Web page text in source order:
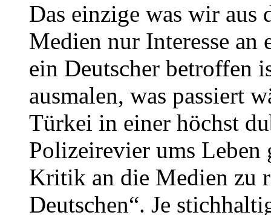
Das einzige was wir aus
Medien nur Interesse an
ein Deutscher betroffen
ausmalen, was passiert
Türkei in einer höchst
Polizeirevier ums Leben
Kritik an die Medien zu
Deutschen“. Je